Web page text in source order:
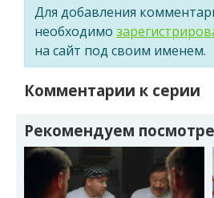
Для добавления
необходимо
на сайт под своим именем.
Комментарии к серии
Рекомендуем